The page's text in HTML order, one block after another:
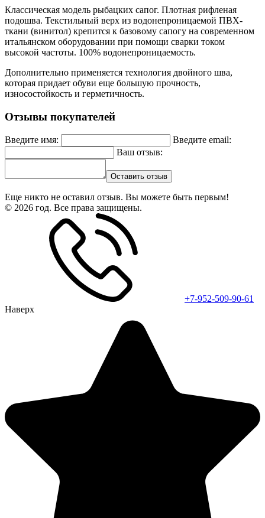
Классическая модель рыбацких сапог. Плотная рифленая
подошва. Текстильный верх из водонепроницаемой ПВХ-
ткани (винитол) крепится к базовому сапогу на современном
итальянском оборудовании при помощи сварки током
высокой частоты. 100% водонепроницаемость.
Дополнительно применяется технология двойного шва,
которая придает обуви еще большую прочность,
износостойкость и герметичность.
Отзывы покупателей
Введите имя:
Введите email:
Ваш отзыв:
Оставить отзыв
Еще никто не оставил отзыв. Вы можете быть первым!
© 2026 год. Все права защищены.
+7-952-509-90-61
Наверх